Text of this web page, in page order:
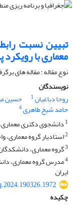
تبیین نسبت
معماری با
نوع مقاله : مقاله های
نویسندگان
روحا دباغیان1 حسین
حامد شیخ طاهری4
1 دانشجوی دکتری
2استادیار گروه معماری،
3گروه معماری،
4مدرس گروه معماری،
ایران
چکیده